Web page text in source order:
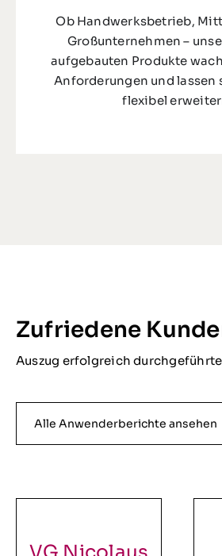
Ob Handwerksbetrieb,
Großunternehmen –
aufgebauten Produkte
Anforderungen und lassen
flexibel
Zufriedene
Auszug erfolgreich
Alle Anwenderberichte ansehen